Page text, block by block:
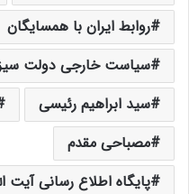
روابط ایران با همسایگان
سیاست خارجی دولت
سید ابراهیم رئیسی
مصباحی مقدم
پایگاه اطلاع رسانی آیت